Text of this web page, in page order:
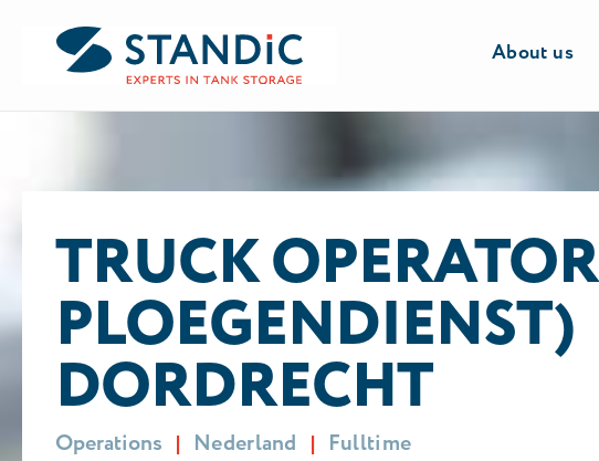
About us
ALLE VACATURES
TRUCK
PLOEGENDIENST)
DORDRECHT
Operations | Nederland | Fulltime